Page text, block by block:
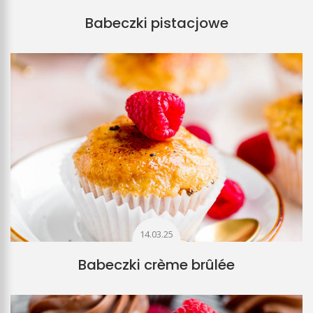
Babeczki pistacjowe
14.03.25
Babeczki crème brûlée